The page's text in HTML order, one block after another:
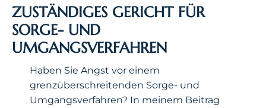
ZUSTÄNDIGES GERICHT FÜR
SORGE- UND
UMGANGSVERFAHREN
Haben Sie Angst vor einem
grenzüberschreitenden Sorge- und
Umgangsverfahren? In meinem Beitrag